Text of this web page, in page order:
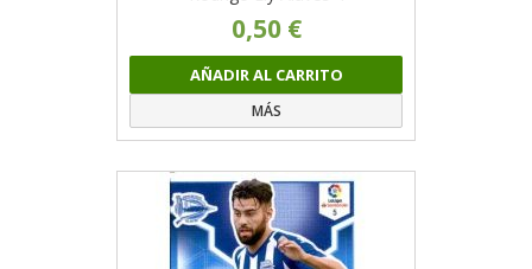
0,50 €
AÑADIR AL CARRITO
MÁS